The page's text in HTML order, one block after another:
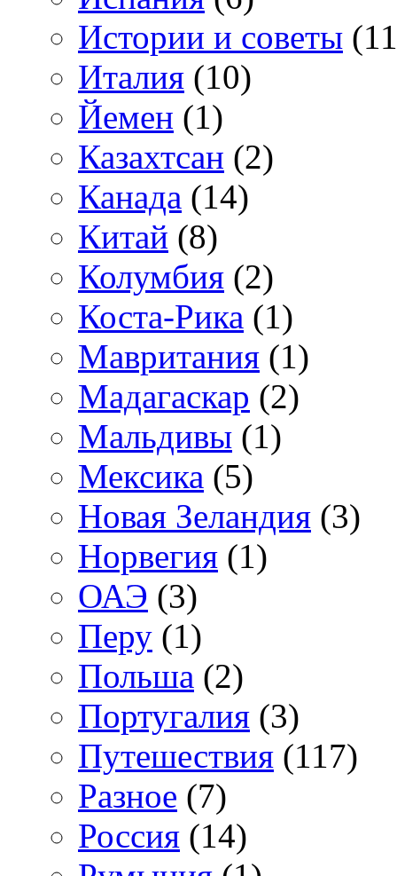
Истории и советы
Италия (10)
Йемен (1)
Казахтсан (2)
Канада (14)
Китай (8)
Колумбия (2)
Коста-Рика (1)
Мавритания (1)
Мадагаскар (2)
Мальдивы (1)
Мексика (5)
Новая Зеландия (3)
Норвегия (1)
ОАЭ (3)
Перу (1)
Польша (2)
Португалия (3)
Путешествия (117)
Разное (7)
Россия (14)